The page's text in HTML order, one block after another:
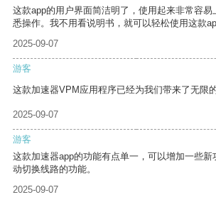
这款app的用户界面简洁明了，使用起来非常容
悉操作。我不用看说明书，就可以轻松使用这款
2025-09-07
游客
这款加速器VPM应用程序已经为我们带来了无限
2025-09-07
游客
这款加速器app的功能有点单一，可以增加一些新
动切换线路的功能。
2025-09-07